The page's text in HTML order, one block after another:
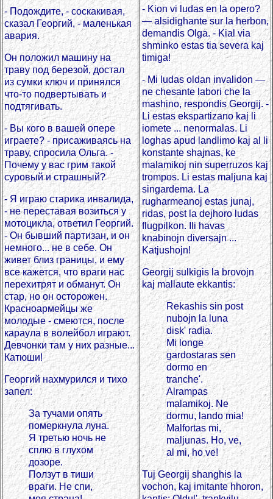
- Подождите, - соскакивая,
сказал Георгий, - маленькая
авария.
Он положил машину на
траву под березой, достал
из сумки ключ и принялся
что-то подвертывать и
подтягивать.
- Вы кого в вашей опере
играете? - присаживаясь на
траву, спросила Ольга. -
Почему у вас грим такой
суровый и страшный?
- Я играю старика инвалида,
- не переставая возиться у
мотоцикла, ответил Георгий.
- Он бывший партизан, и он
немного... не в себе. Он
живет близ границы, и ему
все кажется, что враги нас
перехитрят и обманут. Он
стар, но он осторожен.
Красноармейцы же
молодые - смеются, после
караула в волейбол играют.
Девчонки там у них разные...
Катюши!
Георгий нахмурился и тихо
запел:
За тучами опять
померкнула луна.
Я третью ночь не
сплю в глухом
дозоре.
Ползут в тиши
враги. Не спи,
- Kion vi ludas en la opero?
— alsidighante sur la herbon,
demandis Olga. - Kial via
shminko estas tia severa kaj
timiga!
- Mi ludas oldan invalidon —
ne chesante labori che la
mashino, respondis Georgij. -
Li estas ekspartizano kaj li
iomete ... nenormalas. Li
loghas apud landlimo kaj al li
konstante shajnas, ke
malamikoj nin superruzos kaj
trompos. Li estas maljuna kaj
singardema. La
rugharmeanoj estas junaj,
ridas, post la dejhoro ludas
flugpilkon. Ili havas
knabinojn diversajn ...
Katjushojn!
Georgij sulkigis la brovojn
kaj mallaute ekkantis:
Rekashis sin post
nubojn la luna
disk' radia.
Mi longe
gardostaras sen
dormo en
tranche'.
Alrampas
malamikoj. Ne
dormu, lando mia!
Malfortas mi,
maljunas. Ho, ve,
al mi, ho ve!
Tuj Georgij shanghis la
vochon, kaj imitante hhoron,